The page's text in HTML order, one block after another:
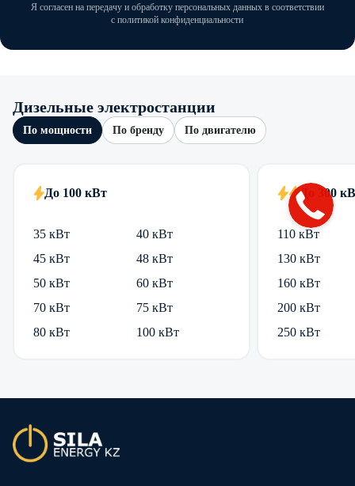
Я согласен на передачу и обработку персональных данных в соответствии
с политикой конфиденциальности
Дизельные электростанции
По мощности По бренду По двигателю
До 100 кВт
35 кВт
40 кВт
45 кВт
48 кВт
50 кВт
60 кВт
70 кВт
75 кВт
80 кВт
100 кВт
До 300
110 кВт
130 кВт
160 кВт
200 кВт
250 кВт